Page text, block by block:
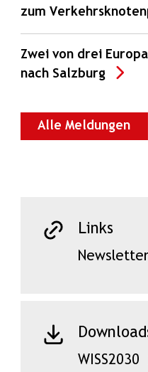
zum
Zwei von drei
nach Salzburg
Alle Meldungen
Links
Newsletter
WISS2030